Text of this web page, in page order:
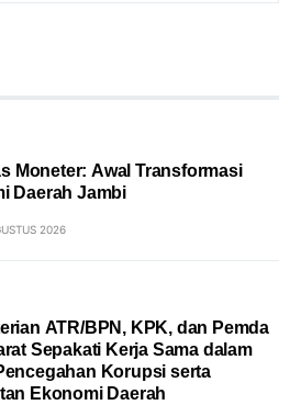
Moneter: Awal Transformasi
Daerah Jambi
2026
ATR/BPN, KPK, dan Pemda
Sepakati Kerja Sama dalam
Korupsi serta
Ekonomi Daerah